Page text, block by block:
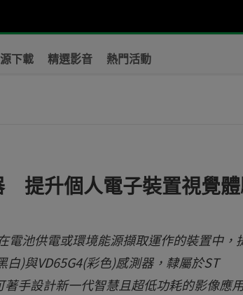
下載 精選影音 熱門活動
提升個人電子裝置視覺
電池供電或環境能源擷取運作的裝置中，
)與VD65G4(彩色)感測器，隸屬於ST
手設計新一代智慧且超低功耗的影像應